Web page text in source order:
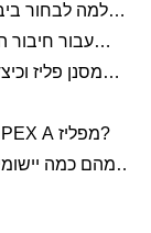
למה לבחור
מהו דירוג הלחץ המקסימלי לצמדי התאמה PEX A מפליז?
מהם כמה